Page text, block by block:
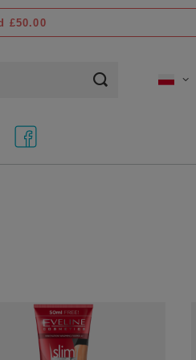
£50.00